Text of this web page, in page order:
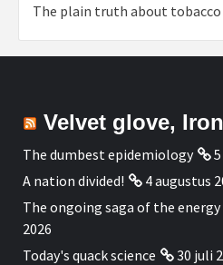
The plain truth about tobacco
Velvet glove,
The dumbest epidemiology
A nation divided!
4 augustus
The ongoing saga of the
2026
Today's quack science
30 juli